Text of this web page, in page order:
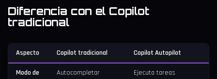
Diferencia con el Copilot
tradicional
Aspecto Copilot tradicional Copilot Autopilot
Modo de
Autocompletar
Ejecuta tareas